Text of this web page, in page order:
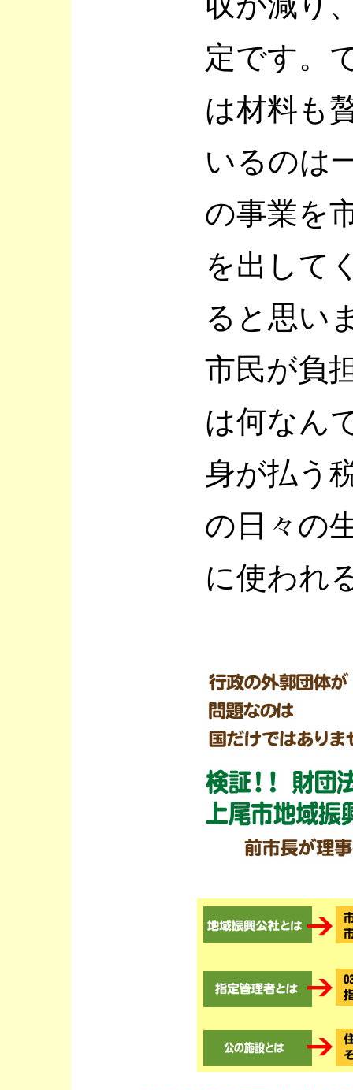
定です。
は材料も
いるのは
の事業を
を出して
ると思い
市民が負
は何なん
身が払う
の日々の
に使われ